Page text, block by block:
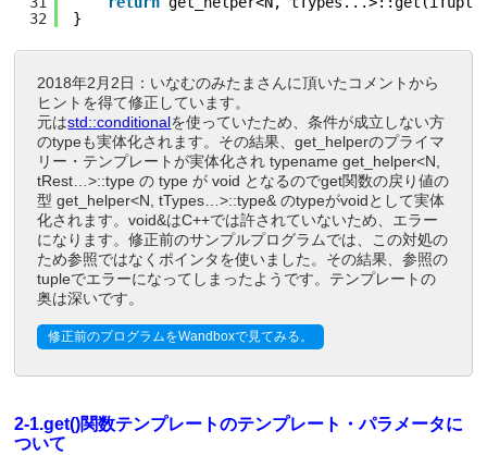
32
}
2018年2月2日：いなむのみたまさんに頂いたコメントから
ヒントを得て修正しています。
元はstd::conditionalを使っていたため、条件が成立しない方
のtypeも実体化されます。その結果、get_helperのプライマ
リー・テンプレートが実体化され typename get_helper<N,
tRest…>::type の type が void となるのでget関数の戻り値の
型 get_helper<N, tTypes…>::type& のtypeがvoidとして実体
化されます。void&はC++では許されていないため、エラー
になります。修正前のサンプルプログラムでは、この対処の
ため参照ではなくポインタを使いました。その結果、参照の
tupleでエラーになってしまったようです。テンプレートの
奥は深いです。
修正前のプログラムをWandboxで見てみる。
2-1.get()関数テンプレートのテンプレート・パラメータに
ついて